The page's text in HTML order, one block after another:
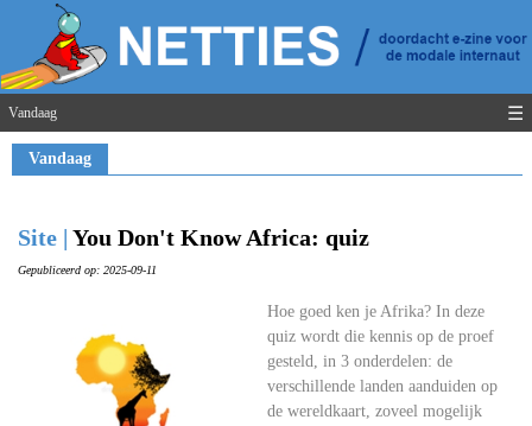
Vandaag ☰
Vandaag
Site | You Don't Know Africa: quiz
Gepubliceerd op: 2025-09-11
Hoe goed ken je Afrika? In deze
quiz wordt die kennis op de proef
gesteld, in 3 onderdelen: de
verschillende landen aanduiden op
de wereldkaart, zoveel mogelijk